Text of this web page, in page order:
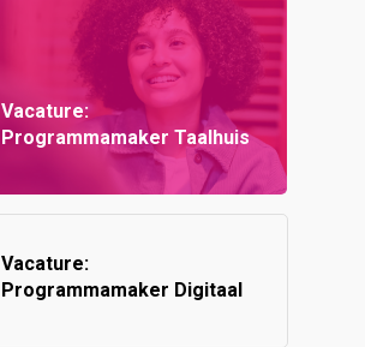
Vacature:
Programmamaker Taalhuis
Vacature:
Programmamaker Digitaal